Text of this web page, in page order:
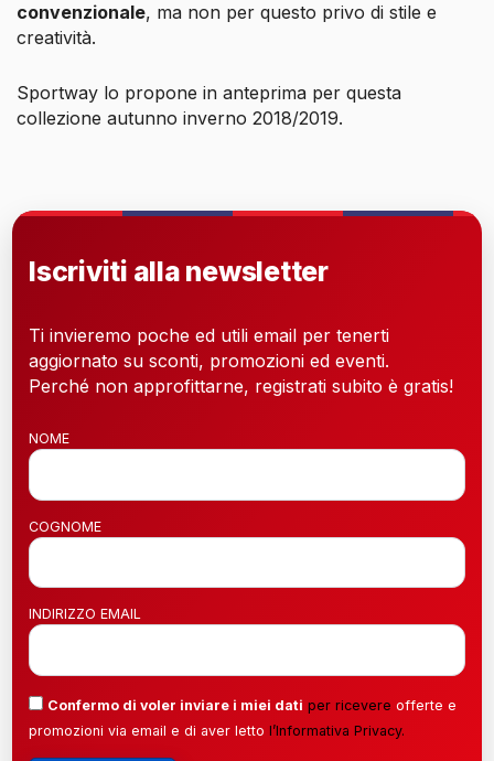
convenzionale, ma non per questo privo di stile e
creatività.
Sportway lo propone in anteprima per questa
collezione autunno inverno 2018/2019.
Iscriviti alla newsletter
Ti invieremo poche ed utili email per tenerti
aggiornato su sconti, promozioni ed eventi.
Perché non approfittarne, registrati subito è gratis!
NOME
COGNOME
INDIRIZZO EMAIL
Confermo di voler inviare i miei dati per ricevere offerte e
promozioni via email e di aver letto l’Informativa Privacy.